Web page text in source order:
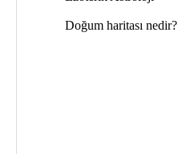
Doğum haritası nedir?